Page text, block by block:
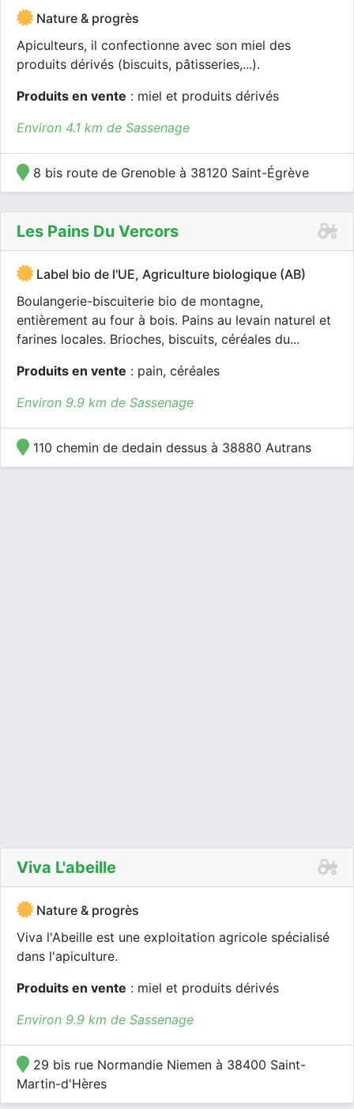
Nature & progrès
Apiculteurs, il confectionne avec son miel des
produits dérivés (biscuits, pâtisseries,...).
Produits en vente : miel et produits dérivés
Environ 4.1 km de Sassenage
8 bis route de Grenoble à 38120 Saint-Égrève
Les Pains Du Vercors
Label bio de l'UE, Agriculture biologique (AB)
Boulangerie-biscuiterie bio de montagne,
entièrement au four à bois. Pains au levain naturel et
farines locales. Brioches, biscuits, céréales du...
Produits en vente : pain, céréales
Environ 9.9 km de Sassenage
110 chemin de dedain dessus à 38880 Autrans
Viva L'abeille
Nature & progrès
Viva l'Abeille est une exploitation agricole spécialisé
dans l'apiculture.
Produits en vente : miel et produits dérivés
Environ 9.9 km de Sassenage
29 bis rue Normandie Niemen à 38400 Saint-
Martin-d'Hères